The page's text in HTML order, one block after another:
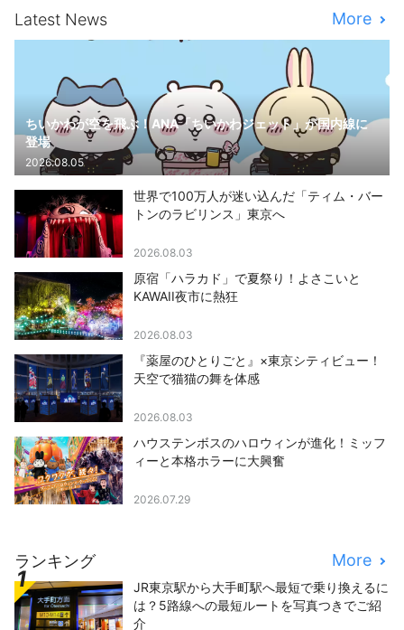
Latest News More
ちいかわが空を飛ぶ！ANA「ちいかわジェット」が国内線に
登場
2026.08.05
世界で100万人が迷い込んだ「ティム・バー
トンのラビリンス」東京へ
2026.08.03
原宿「ハラカド」で夏祭り！よさこいと
KAWAII夜市に熱狂
2026.08.03
『薬屋のひとりごと』×東京シティビュー！
天空で猫猫の舞を体感
2026.08.03
ハウステンボスのハロウィンが進化！ミッフ
ィーと本格ホラーに大興奮
2026.07.29
ランキング More
JR東京駅から大手町駅へ最短で乗り換えるに
は？5路線への最短ルートを写真つきでご紹
介